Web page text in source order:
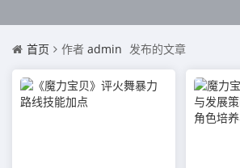
首页 作者 admin 发布的文章